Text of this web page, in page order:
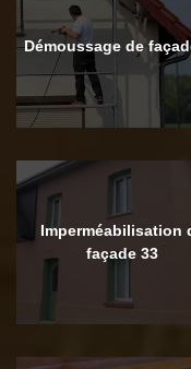
Démoussage de
Imperméabilisation
façade 33